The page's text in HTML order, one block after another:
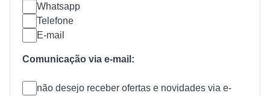
Whatsapp
Telefone
E-mail
Comunicação via e-mail:
não desejo receber ofertas e novidades via e-